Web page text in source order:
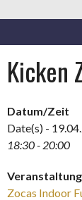
Kicken
Datum/Zeit
Date(s) -
18:30 - 20:00
Zocas Indoor